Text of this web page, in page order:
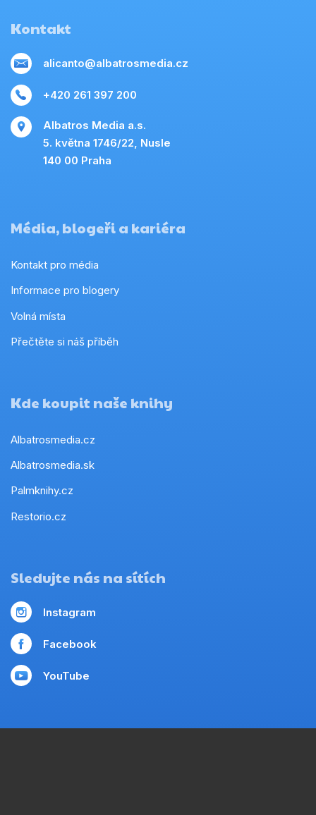
Kontakt
alicanto@albatrosmedia.cz
+420 261 397 200
Albatros Media a.s.
5. května 1746/22, Nusle
140 00 Praha
Média, blogeři a kariéra
Kontakt pro média
Informace pro blogery
Volná místa
Přečtěte si náš příběh
Kde koupit naše knihy
Albatrosmedia.cz
Albatrosmedia.sk
Palmknihy.cz
Restorio.cz
Sledujte nás na sítích
Instagram
Facebook
YouTube